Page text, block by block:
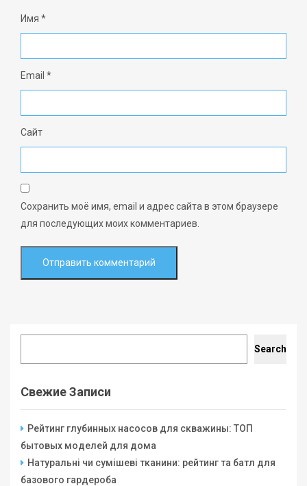
Имя *
Email *
Сайт
Сохранить моё имя, email и адрес сайта в этом браузере
для последующих моих комментариев.
Search
Свежие Записи
Рейтинг глубинных насосов для скважины: ТОП
бытовых моделей для дома
Натуральні чи сумішеві тканини: рейтинг та батл для
базового гардероба